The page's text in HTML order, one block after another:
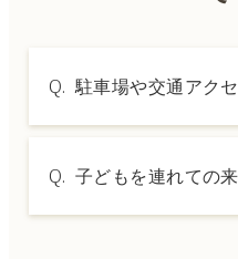
Q. 駐車場や交通アク
ます。また、最寄り
徒歩0分の場所に立
Q. 子どもを連れての